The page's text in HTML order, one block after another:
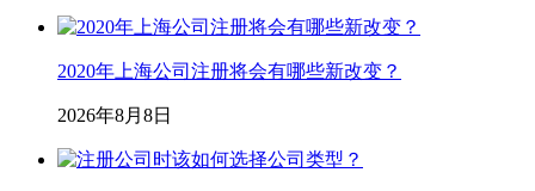
2020年上海公司注册将会有哪些新改变？
2026年8月8日